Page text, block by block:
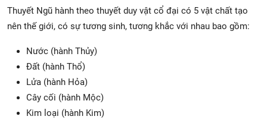
Thuyết Ngũ hành theo thuyết duy vật cổ đại có 5 vật chất tạo
nên thế giới, có sự tương sinh, tương khắc với nhau bao gồm:
Nước (hành Thủy)
Đất (hành Thổ)
Lửa (hành Hỏa)
Cây cối (hành Mộc)
Kim loại (hành Kim)